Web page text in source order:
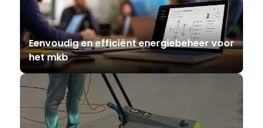
Eenvoudig en efficiënt energiebeheer voor
het mkb